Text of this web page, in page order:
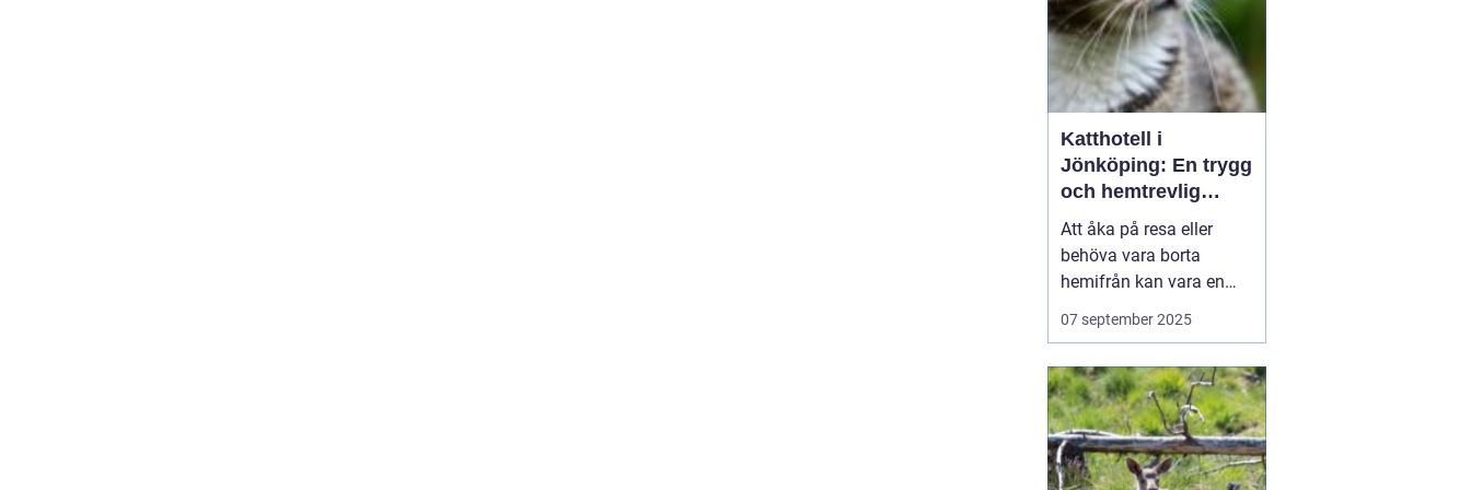
Katthotell i
Jönköping: En trygg
och hemtrevlig
lösning för din katt
Att åka på resa eller
behöva vara borta
hemifrån kan vara en
utmaning för djurägare.
Särskilt för kattägare
när man behöver lämna
sina älskade fyrbenta
v&...
07 september 2025